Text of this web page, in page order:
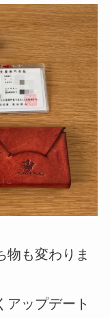
物も変わりま
アップデート